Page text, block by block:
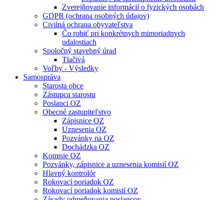
Zverejňovanie informácií o fyzických osobách
GDPR (ochrana osobných údajov)
Civilná ochrana obyvateľstva
Čo robiť pri konkrétnych mimoriadnych
udalostiach
Spoločný stavebný úrad
Tlačivá
Voľby - Výsledky
Samospráva
Starosta obce
Zástupca starostu
Poslanci OZ
Obecné zastupiteľstvo
Zápisnice OZ
Uznesenia OZ
Pozvánky na OZ
Dochádzka OZ
Komisie OZ
Pozvánky, zápisnice a uznesenia komisií OZ
Hlavný kontrolór
Rokovací poriadok OZ
Rokovací poriadok komisií OZ